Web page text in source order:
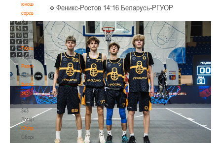
юношеские
соревнования
Детско-
юношеские
соревнования
Еврокубки
Еврокубки
Разное
Разное
Баскетбол
3х3
Баскетбол
3х3
Лого[modid=121]
Сборные
Сборные
🔹Феникс-Ростов 14:16 Беларусь-РГУОР